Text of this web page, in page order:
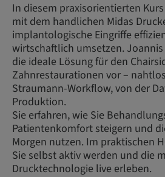
In diesem praxisorientierten
mit dem handlichen Midas
implantologische Eingriffe
wirtschaftlich umsetzen.
die ideale Lösung für den
Zahnrestaurationen vor –
Straumann-Workflow, von der
Produktion.
Sie erfahren, wie Sie
Patientenkomfort steigern und
Morgen nutzen. Im praktischen
Sie selbst aktiv werden und die
Drucktechnologie live erleben.